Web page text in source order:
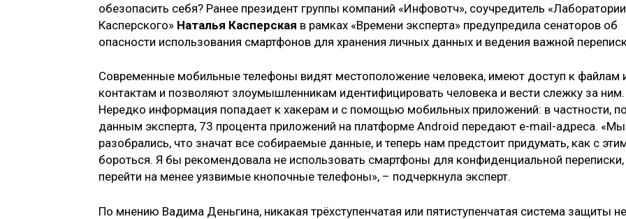
обезопасить себя? Ранее президент группы компаний «Инфовотч», соучредитель «Лаборатории
Касперского» Наталья Касперская в рамках «Времени эксперта» предупредила сенаторов об
опасности использования смартфонов для хранения личных данных и ведения важной
Современные мобильные телефоны видят местоположение человека, имеют доступ к файлам
контактам и позволяют злоумышленникам идентифицировать человека и вести слежку за ним.
Нередко информация попадает к хакерам и с помощью мобильных приложений: в частности, по
данным эксперта, 73 процента приложений на платформе Android передают e-mail-адреса. «Мы
разобрались, что значат все собираемые данные, и теперь нам предстоит придумать, как с
бороться. Я бы рекомендовала не использовать смартфоны для конфиденциальной переписки,
перейти на менее уязвимые кнопочные телефоны», – подчеркнула эксперт.
По мнению Вадима Деньгина, никакая трёхступенчатая или пятиступенчатая система защиты не